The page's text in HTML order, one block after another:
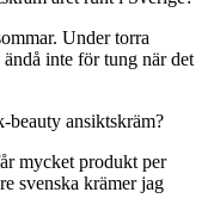
Under torra
inte för tung när det
beauty ansiktskräm?
mycket produkt per
svenska krämer jag